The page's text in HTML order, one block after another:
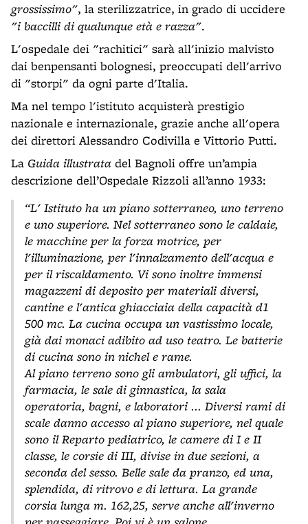
grossissimo", la sterilizzatrice, in grado di uccidere
"i baccilli di qualunque età e razza".
L'ospedale dei "rachitici" sarà all'inizio malvisto
dai benpensanti bolognesi, preoccupati dell'arrivo
di "storpi" da ogni parte d'Italia.
Ma nel tempo l'istituto acquisterà prestigio
nazionale e internazionale, grazie anche all'opera
dei direttori Alessandro Codivilla e Vittorio Putti.
La Guida illustrata del Bagnoli offre un’ampia
descrizione dell’Ospedale Rizzoli all’anno 1933:
“L' Istituto ha un piano sotterraneo, uno terreno
e uno superiore. Nel sotterraneo sono le caldaie,
le macchine per la forza motrice, per
l'illuminazione, per l'innalzamento dell'acqua e
per il riscaldamento. Vi sono inoltre immensi
magazzeni di deposito per materiali diversi,
cantine e l'antica ghiacciaia della capacità d1
500 mc. La cucina occupa un vastissimo locale,
già dai monaci adibito ad uso teatro. Le batterie
di cucina sono in nichel e rame.
Al piano terreno sono gli ambulatori, gli uffici, la
farmacia, le sale di ginnastica, la sala
operatoria, bagni, e laboratori ... Diversi rami di
scale danno accesso al piano superiore, nel quale
sono il Reparto pediatrico, le camere di I e II
classe, le corsie di III, divise in due sezioni, a
seconda del sesso. Belle sale da pranzo, ed una,
splendida, di ritrovo e di lettura. La grande
corsia lunga m. 162,25, serve anche all'inverno